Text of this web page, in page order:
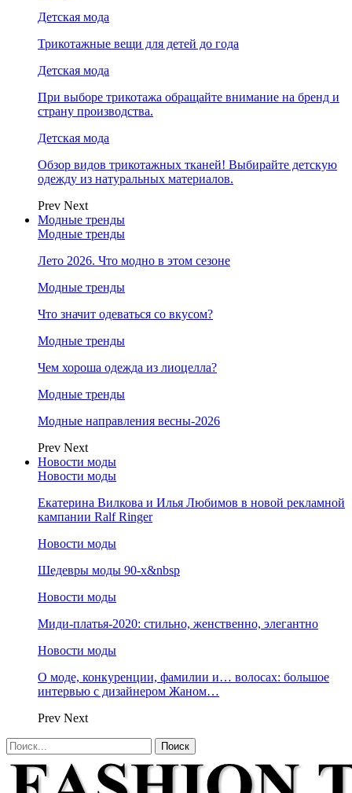
Детская мода
Трикотажные вещи для детей до года
Детская мода
При выборе трикотажа обращайте внимание на бренд и
страну производства.
Детская мода
Обзор видов трикотажных тканей! Выбирайте детскую
одежду из натуральных материалов.
Prev Next
Модные тренды
Модные тренды
Лето 2026. Что модно в этом сезоне
Модные тренды
Что значит одеваться со вкусом?
Модные тренды
Чем хороша одежда из лиоцелла?
Модные тренды
Модные направления весны-2026
Prev Next
Новости моды
Новости моды
Екатерина Вилкова и Илья Любимов в новой рекламной
кампании Ralf Ringer
Новости моды
Шедевры моды 90-х&nbsp
Новости моды
Миди-платья-2020: стильно, женственно, элегантно
Новости моды
О моде, конкуренции, фамилии и… волосах: большое
интервью с дизайнером Жаном…
Prev Next